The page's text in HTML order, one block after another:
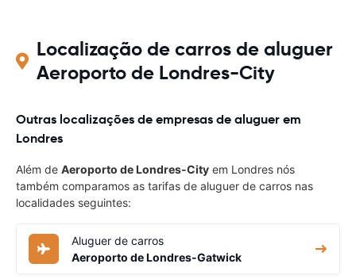
Localização de carros de aluguer
Aeroporto de Londres-City
Outras localizações de empresas de aluguer em
Londres
Além de Aeroporto de Londres-City em Londres nós
também comparamos as tarifas de aluguer de carros nas
localidades seguintes:
Aluguer de carros
Aeroporto de Londres-Gatwick